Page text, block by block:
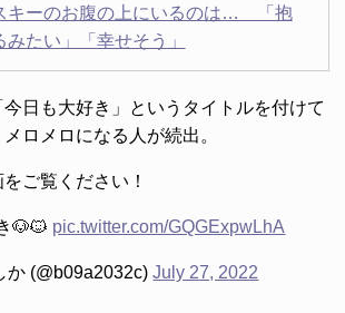
キーのお腹の上にいるのは… 「抱
たい」「幸せそう」
日も大好き」というタイトルを付けて
ロメロになる人が続出。
ご覧ください！
🐶🐱 pic.twitter.com/GQGExpwLhA
か (@b09a2032c)July 27, 2022